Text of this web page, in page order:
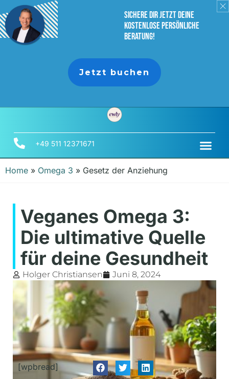
+49 511 12371671
Home » Omega 3 » Gesetz der Anziehung
Veganes Omega 3:
Die ultimative Quelle
für deine Gesundheit
Holger Christiansen Juni 8, 2024
[wpbread]
sichere dir jetzt deine
Kostenlose persönliche
Beratung!
Jetzt buchen